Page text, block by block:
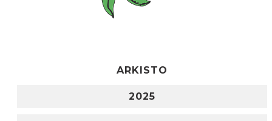
ARKISTO
2025